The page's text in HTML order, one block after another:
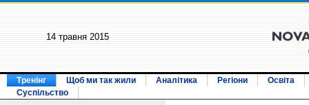
14 травня 2015
Тренінг Щоб ми так жили Аналітика Регіони
Освіта
Суспільство